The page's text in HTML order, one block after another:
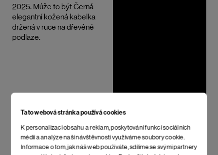
Tato webová stránka používá cookies
K personalizaci obsahu a reklam, poskytování funkcí sociálních
médií a analýze naší návštěvnosti využíváme soubory cookie.
Informace o tom, jak náš web používáte, sdílíme se svými partnery